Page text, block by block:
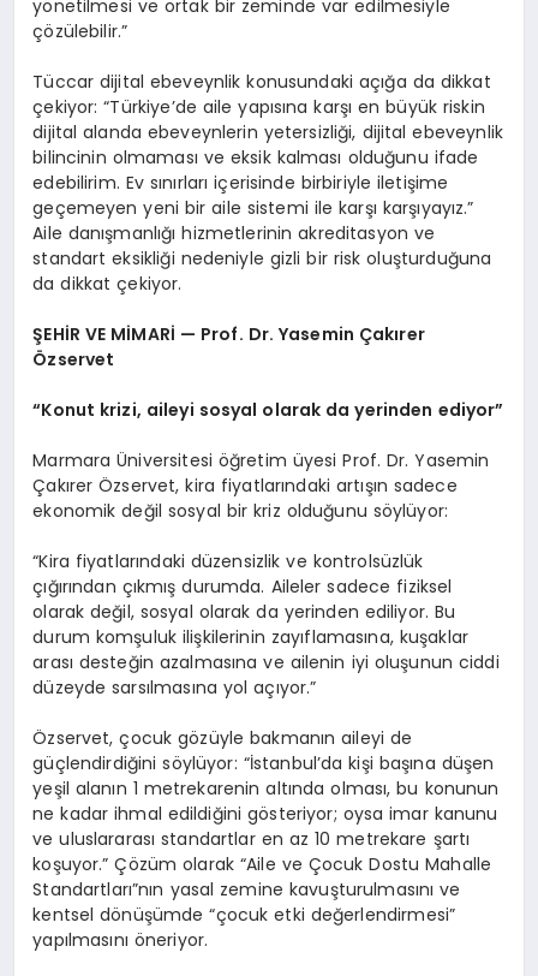
yönetilmesi ve ortak bir zeminde var edilmesiyle
çözülebilir.”
Tüccar dijital ebeveynlik konusundaki açığa da dikkat
çekiyor: “Türkiye’de aile yapısına karşı en büyük riskin
dijital alanda ebeveynlerin yetersizliği, dijital ebeveynlik
bilincinin olmaması ve eksik kalması olduğunu ifade
edebilirim. Ev sınırları içerisinde birbiriyle iletişime
geçemeyen yeni bir aile sistemi ile karşı karşıyayız.”
Aile danışmanlığı hizmetlerinin akreditasyon ve
standart eksikliği nedeniyle gizli bir risk oluşturduğuna
da dikkat çekiyor.
ŞEHİR VE MİMARİ — Prof. Dr. Yasemin Çakırer
Özservet
“Konut krizi, aileyi sosyal olarak da yerinden ediyor”
Marmara Üniversitesi öğretim üyesi Prof. Dr. Yasemin
Çakırer Özservet, kira fiyatlarındaki artışın sadece
ekonomik değil sosyal bir kriz olduğunu söylüyor:
“Kira fiyatlarındaki düzensizlik ve kontrolsüzlük
çığırından çıkmış durumda. Aileler sadece fiziksel
olarak değil, sosyal olarak da yerinden ediliyor. Bu
durum komşuluk ilişkilerinin zayıflamasına, kuşaklar
arası desteğin azalmasına ve ailenin iyi oluşunun ciddi
düzeyde sarsılmasına yol açıyor.”
Özservet, çocuk gözüyle bakmanın aileyi de
güçlendirdiğini söylüyor: “İstanbul’da kişi başına düşen
yeşil alanın 1 metrekarenin altında olması, bu konunun
ne kadar ihmal edildiğini gösteriyor; oysa imar kanunu
ve uluslararası standartlar en az 10 metrekare şartı
koşuyor.” Çözüm olarak “Aile ve Çocuk Dostu Mahalle
Standartları”nın yasal zemine kavuşturulmasını ve
kentsel dönüşümde “çocuk etki değerlendirmesi”
yapılmasını öneriyor.